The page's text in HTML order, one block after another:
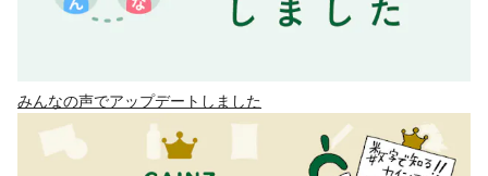
みんなの声でアップデートしました